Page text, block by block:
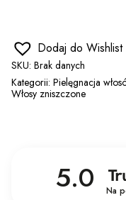
Dodaj do Wishlist
SKU: Brak danych
Kategorii: Pielęgnacja
Włosy zniszczone
5.0 Na